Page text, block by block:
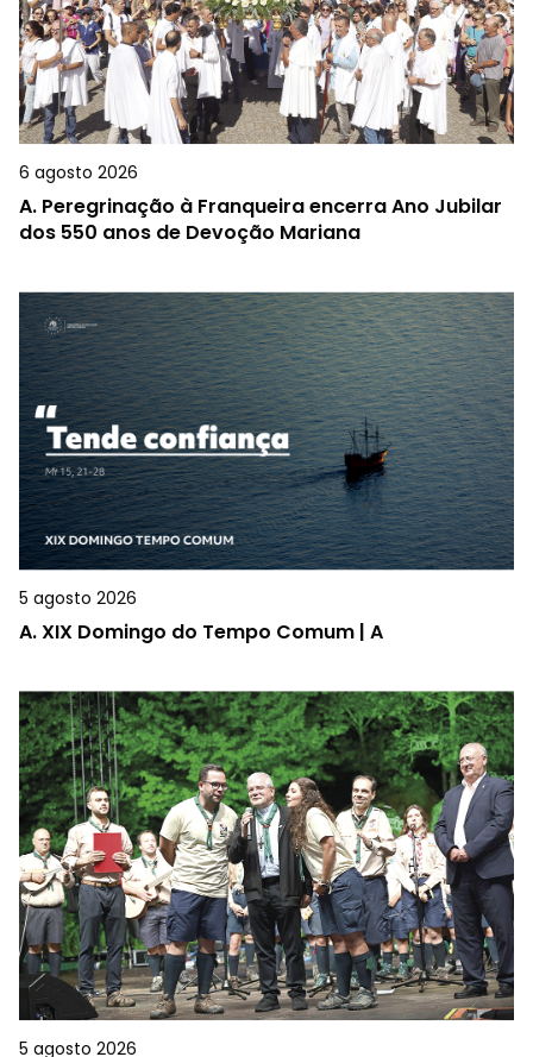
6 agosto 2026
A. Peregrinação à Franqueira encerra Ano Jubilar
dos 550 anos de Devoção Mariana
5 agosto 2026
A.XIX Domingo do Tempo Comum | A
5 agosto 2026